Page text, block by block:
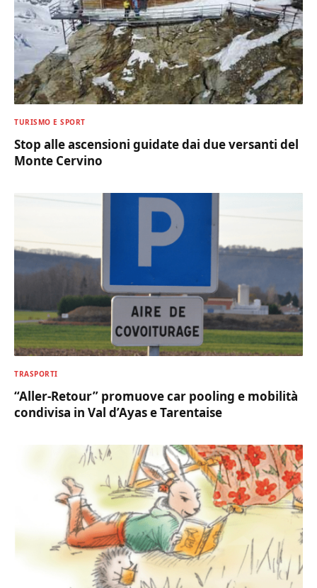
TURISMO E SPORT
Stop alle ascensioni guidate dai due versanti del
Monte Cervino
TRASPORTI
“Aller-Retour” promuove car pooling e mobilità
condivisa in Val d’Ayas e Tarentaise